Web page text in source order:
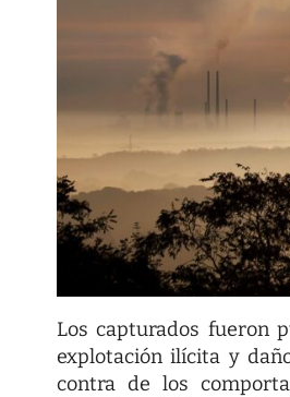
Los capturados fueron
explotación ilícita y
contra de los